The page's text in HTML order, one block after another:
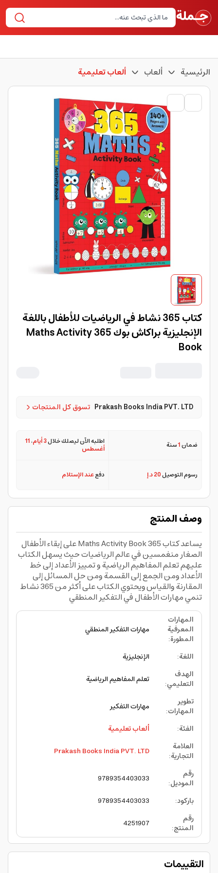
الرئيسية ألعاب ألعاب تعليمية
كتاب 365 نشاط في الرياضيات للأطفال باللغة
الإنجليزية براكاش بوك 365 Maths Activity
Book
تسوق كل المنتجات Prakash Books India PVT. LTD
ضمان1سنة اطلبه الآن ليصلك خلال3 أيام ،11
أغسطس
رسوم التوصيل20 د.إ دفععند الإستلام
وصف المنتج
يساعد كتاب 365 Maths Activity Book على إبقاء الأطفال
الصغار منغمسين في عالم الرياضيات حيث يسهل الكتاب
عليهم تعلم المفاهيم الرياضية و تمييز الأعداد إلى خط
الأعداد ومن الجمع إلى القسمة ومن حل المسائل إلى
المقارنة والقياس ويحتوي الكتاب على أكثر من 365 نشاط
تنمي مهارات الأطفال في التفكير المنطقي
المهارات
المعرفية
المطورة:
مهارات التفكير المنطقي
اللغة:
الإنجليزية
الهدف
التعليمي:
تعلم المفاهيم الرياضية
تطوير
المهارات:
مهارات التفكير
الفئة:
ألعاب تعليمية
العلامة
التجارية:
Prakash Books India PVT. LTD
رقم
الموديل:
9789354403033
باركود:
9789354403033
رقم
المنتج:
4251907
التقييمات